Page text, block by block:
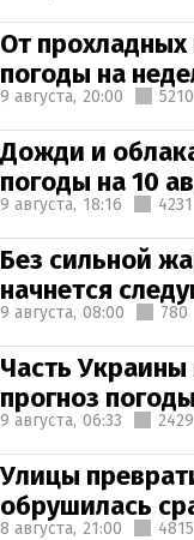
От прохладных
погоды на
9 августа, 20:00 5210
Дожди и
погоды на 10
9 августа, 18:16 4231
Без сильной
начнется
9 августа, 08:00 780
Часть
прогноз
9 августа, 06:33 2429
Улицы
обрушилась
8 августа, 21:00 4815